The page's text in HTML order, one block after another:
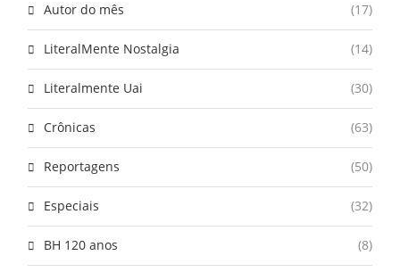
Autor do mês (17)
LiteralMente Nostalgia (14)
Literalmente Uai (30)
Crônicas (63)
Reportagens (50)
Especiais (32)
BH 120 anos (8)